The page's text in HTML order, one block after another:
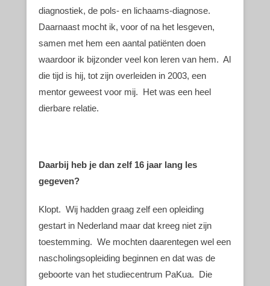
diagnostiek, de pols- en lichaams-diagnose.
Daarnaast mocht ik, voor of na het lesgeven,
samen met hem een aantal patiënten doen
waardoor ik bijzonder veel kon leren van hem. Al
die tijd is hij, tot zijn overleiden in 2003, een
mentor geweest voor mij. Het was een heel
dierbare relatie.
Daarbij heb je dan zelf 16 jaar lang les
gegeven?
Klopt. Wij hadden graag zelf een opleiding
gestart in Nederland maar dat kreeg niet zijn
toestemming. We mochten daarentegen wel een
nascholingsopleiding beginnen en dat was de
geboorte van het studiecentrum PaKua. Die